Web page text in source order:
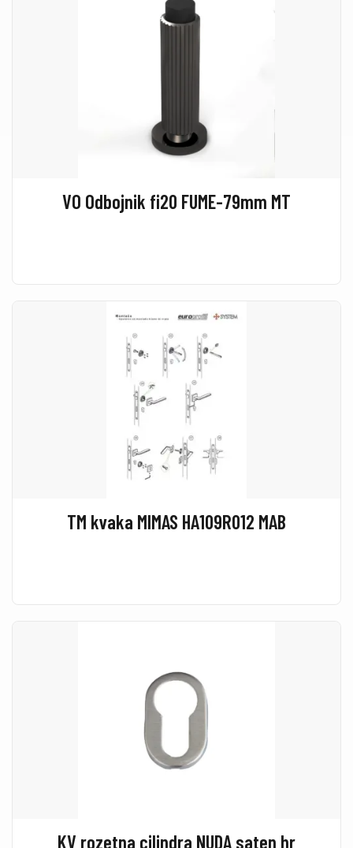
VO Odbojnik fi20 FUME-79mm MT
TM kvaka MIMAS HA109R012 MAB
KV rozetna cilindra NUDA saten hr